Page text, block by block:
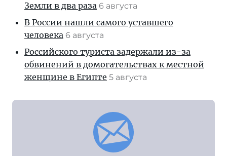
Земли в два раза 6 августа
В России нашли самого уставшего
человека 6 августа
Российского туриста задержали из-за
обвинений в домогательствах к местной
женщине в Египте 5 августа